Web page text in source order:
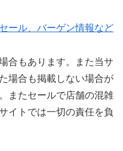
ール、バーゲン情報など
合もあります。また当サ
場合も掲載しない場合が
またセールで店舗の混雑
イトでは一切の責任を負